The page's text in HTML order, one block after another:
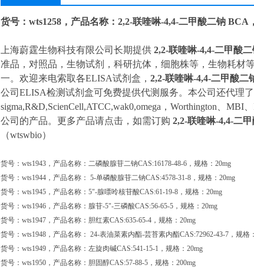
货号：wts1258，产品名称：2,2-联喹啉-4,4-二甲酸二钠
上海蔚霆生物科技有限公司长期提供 2,2-联喹啉-4,4-二甲酸
准品，对照品，生物试剂，科研抗体，细胞株等，生物耗材
一。欢迎来电索取各ELISA试剂盒， 2,2-联喹啉-4,4-二甲酸二
公司ELISA检测试剂盒可免费提供代测服务。本公司还代理了
sigma,R&D,ScienCell,ATCC,wak0,omega，Worthington、MBI
公司的产品。更多产品请点击，如需订购 2,2-联喹啉-4,4-二
（wtswbio）
货号：wts1943，产品名称：二磷酸腺苷二钠CAS:16178-48-6，规格：20mg
货号：wts1944，产品名称： 5-单磷酸腺苷二钠CAS:4578-31-8，规格：20mg
货号：wts1945，产品名称：5"-腺嘌呤核苷酸CAS:61-19-8，规格：20mg
货号：wts1946，产品名称：腺苷-5"-三磷酸CAS:56-65-5，规格：20mg
货号：wts1947，产品名称：胆红素CAS:635-65-4，规格：20mg
货号：wts1948，产品名称： 24-表油菜素内酯-芸苔素内酯CAS:72962-43-7，规格
货号：wts1949，产品名称：左旋肉碱CAS:541-15-1，规格：20mg
货号：wts1950，产品名称：胆固醇CAS:57-88-5，规格：200mg